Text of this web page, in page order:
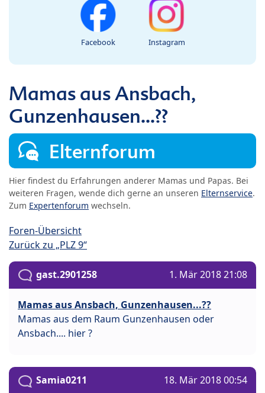
Facebook Instagram
Mamas aus Ansbach,
Gunzenhausen...??
Elternforum
Hier findest du Erfahrungen anderer Mamas und Papas. Bei
weiteren Fragen, wende dich gerne an unseren Elternservice.
Zum Expertenforum wechseln.
Foren-Übersicht
Zurück zu „PLZ 9“
gast.2901258 1. Mär 2018 21:08
Mamas aus Ansbach, Gunzenhausen...??
Mamas aus dem Raum Gunzenhausen oder
Ansbach.... hier ?
Samia0211 18. Mär 2018 00:54